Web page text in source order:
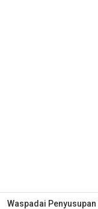
Waspadai